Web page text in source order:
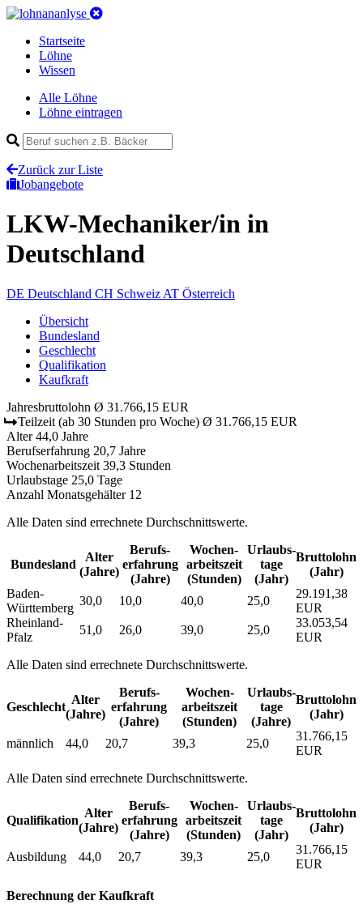
Startseite
Löhne
Wissen
Alle Löhne
Löhne eintragen
Zurück zur Liste
Jobangebote
LKW-Mechaniker/in in
Deutschland
DE Deutschland CH Schweiz AT Österreich
Übersicht
Bundesland
Geschlecht
Qualifikation
Kaufkraft
Jahresbruttolohn Ø 31.766,15 EUR
Teilzeit (ab 30 Stunden pro Woche) Ø 31.766,15 EUR
Alter 44,0 Jahre
Berufserfahrung 20,7 Jahre
Wochenarbeitszeit 39,3 Stunden
Urlaubstage 25,0 Tage
Anzahl Monatsgehälter 12
Alle Daten sind errechnete Durchschnittswerte.
Bundesland
Alter
(Jahre)
Berufs­
erfahrung
(Jahre)
Wochen­
arbeitszeit
(Stunden)
Urlaubs­
tage
(Jahr)
Bruttolohn
(Jahr)
Baden-
Württemberg
30,0 10,0 40,0 25,0
29.191,38
EUR
Rheinland-
Pfalz
51,0 26,0 39,0 25,0
33.053,54
EUR
Alle Daten sind errechnete Durchschnittswerte.
Geschlecht
Alter
(Jahre)
Berufs­
erfahrung
(Jahre)
Wochen­
arbeitszeit
(Stunden)
Urlaubs­
tage
(Jahre)
Bruttolohn
(Jahr)
männlich 44,0 20,7 39,3 25,0
31.766,15
EUR
Alle Daten sind errechnete Durchschnittswerte.
Qualifikation
Alter
(Jahre)
Berufs­
erfahrung
(Jahre)
Wochen­
arbeitszeit
(Stunden)
Urlaubs­
tage
(Jahr)
Bruttolohn
(Jahr)
Ausbildung 44,0 20,7 39,3 25,0
31.766,15
EUR
Berechnung der Kaufkraft